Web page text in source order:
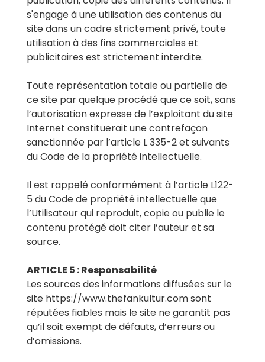
s'engage à une utilisation des contenus du
site dans un cadre strictement privé, toute
utilisation à des fins commerciales et
publicitaires est strictement interdite.
Toute représentation totale ou partielle de
ce site par quelque procédé que ce soit, sans
l’autorisation expresse de l’exploitant du site
Internet constituerait une contrefaçon
sanctionnée par l’article L 335-2 et suivants
du Code de la propriété intellectuelle.
Il est rappelé conformément à l’article L122-
5 du Code de propriété intellectuelle que
l’Utilisateur qui reproduit, copie ou publie le
contenu protégé doit citer l’auteur et sa
source.
ARTICLE 5 : Responsabilité
Les sources des informations diffusées sur le
site https://www.thefankultur.com sont
réputées fiables mais le site ne garantit pas
qu’il soit exempt de défauts, d’erreurs ou
d’omissions.